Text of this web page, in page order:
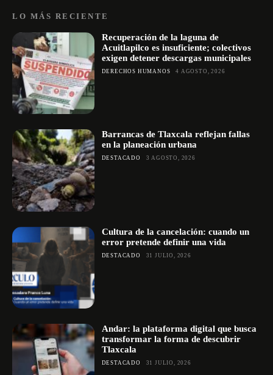
LO MÁS RECIENTE
Recuperación de la laguna de
Acuitlapilco es insuficiente; colectivos
exigen detener descargas municipales
DERECHOS HUMANOS 4 AGOSTO, 2026
Barrancas de Tlaxcala reflejan fallas
en la planeación urbana
DESTACADO 3 AGOSTO, 2026
Cultura de la cancelación: cuando un
error pretende definir una vida
DESTACADO 31 JULIO, 2026
Andar: la plataforma digital que busca
transformar la forma de descubrir
Tlaxcala
DESTACADO 31 JULIO, 2026